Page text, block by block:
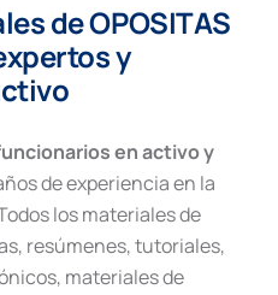
de OPOSITAS
y
en activo y
de experiencia en la
los materiales de
resúmenes, tutoriales,
materiales de